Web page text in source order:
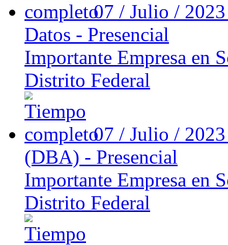
07 / Julio /
Datos - Presencial
Importante Empresa en
Distrito Federal
07 / Julio /
(DBA) - Presencial
Importante Empresa en
Distrito Federal